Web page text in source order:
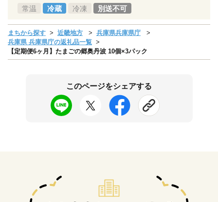
常温 冷蔵 冷凍 別送不可
まちから探す 近畿地方
兵庫県兵庫県庁
兵庫県 兵庫県庁の返礼品一覧
【定期便6ヶ月】たまごの郷奥丹波 10個×3パック
このページをシェアする